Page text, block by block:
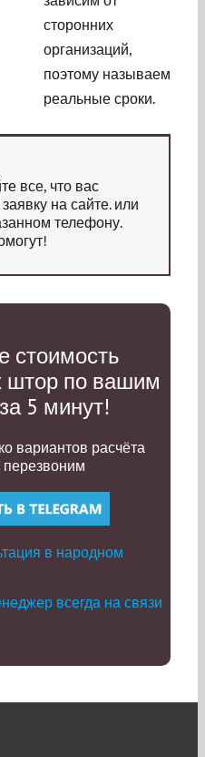
сторонних
организаций,
поэтому называем
реальные сроки.
все, что вас
на сайте. или
телефону.
стоимость
по вашим
5 минут!
вариантов расчёта
перезвоним